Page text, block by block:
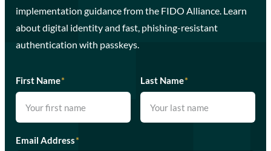
implementation guidance from the FIDO Alliance. Learn
about digital identity and fast, phishing-resistant
authentication with passkeys.
First Name* Last Name*
Email Address*